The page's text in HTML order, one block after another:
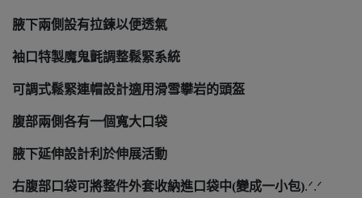
腋下兩側設有拉鍊以便透氣
袖口特製魔鬼氈調整鬆緊系統
可調式鬆緊連帽設計適用滑雪攀岩的頭盔
腹部兩側各有一個寬大口袋
腋下延伸設計利於伸展活動
右腹部口袋可將整件外套收納進口袋中(變成一小包).ᐟ.ᐟ